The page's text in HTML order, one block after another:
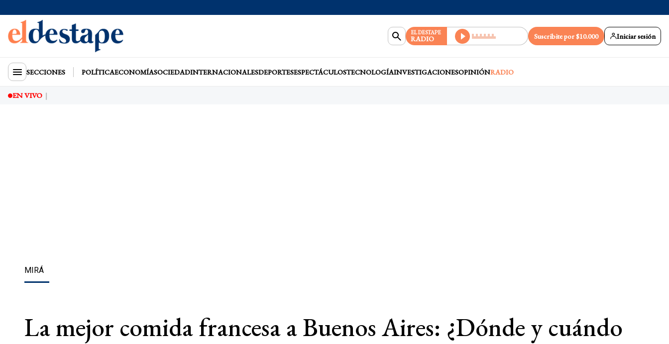
EL DESTAPE
RADIO Suscribite por $10.000 Iniciar sesión
SECCIONES POLÍTICAECONOMÍASOCIEDADINTERNACIONALESDEPORTESESPECTÁCULOSTECNOLOGÍAINVESTIGACIONESOPINIÓNRADIO
EN VIVO
MIRÁ
La mejor comida francesa a Buenos Aires: ¿Dónde y cuándo